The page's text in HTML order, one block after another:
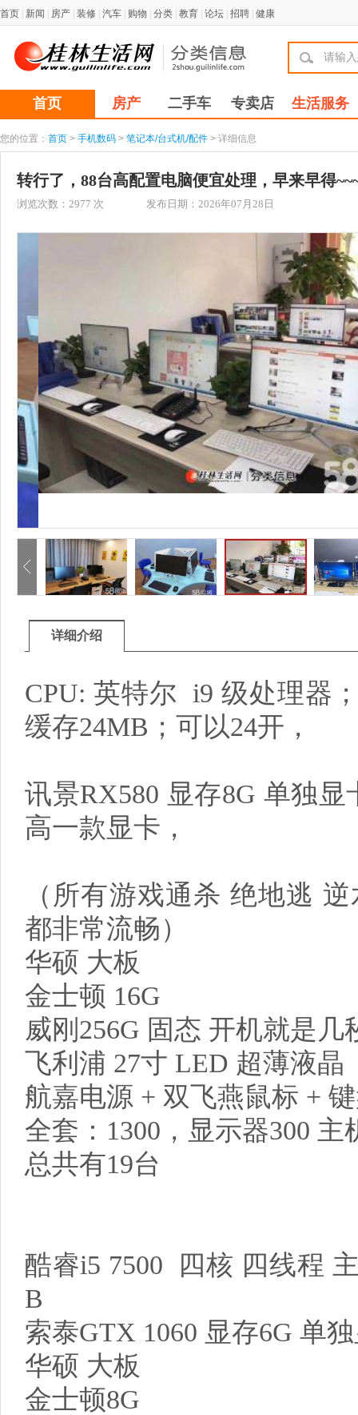
首页 新闻 房产 装修 汽车 购物 分类 教育 论坛 招聘 健康
首页 房产 二手车 专卖店 生活服务
您的位置： 首页 > 手机数码 > 笔记本/台式机/配件 > 详细信息
转行了，88台高配置电脑便宜处理，早来早得
浏览次数： 2977 次 发布日期：2026年07月28日
详细介绍
CPU: 英特尔 i9 级处理器
缓存24MB；可以24开，
讯景RX580 显存8G 单独
高一款显卡，
（所有游戏通杀 绝地逃
都非常流畅）
华硕 大板
金士顿 16G
威刚256G 固态 开机就是几
飞利浦 27寸 LED 超薄液晶
航嘉电源 + 双飞燕鼠标 +
全套：1300，显示器300 主
总共有19台
酷睿i5 7500 四核 四线程
B
索泰GTX 1060 显存6G 单
华硕 大板
金士顿8G